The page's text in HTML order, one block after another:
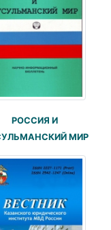
РОССИЯ И
МИР